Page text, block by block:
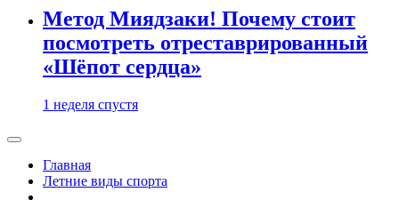
Метод Миядзаки! Почему стоит
посмотреть отреставрированный
«Шёпот сердца»
1 неделя спустя
Главная
Летние виды спорта